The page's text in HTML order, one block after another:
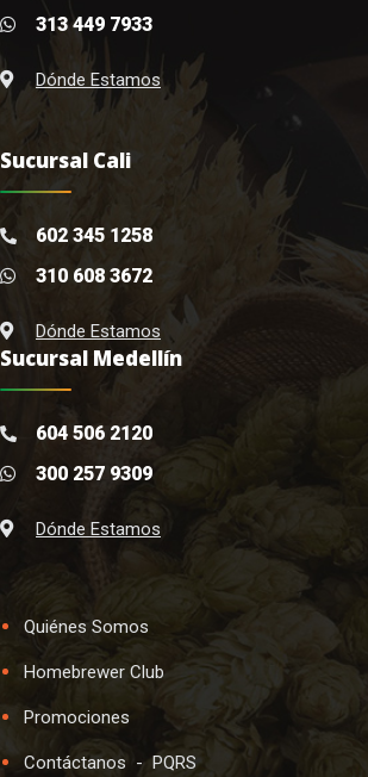
313 449 7933
Dónde Estamos
Sucursal Cali
602 345 1258
310 608 3672
Dónde Estamos
Sucursal Medellín
604 506 2120
300 257 9309
Dónde Estamos
Quiénes Somos
Homebrewer Club
Promociones
Contáctanos - PQRS